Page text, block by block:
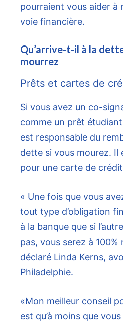
pourraient vous aider à
voie financière.
Qu’arrive-t-il à la
mourrez
Prêts et cartes de
Si vous avez un co-
comme un prêt
est responsable du
dette si vous mourez. Il
pour une carte de
« Une fois que vous
tout type d’obligation
à la banque que si
pas, vous serez à 100%
déclaré Linda Kerns,
Philadelphie.
«Mon meilleur conseil
est qu’à moins que